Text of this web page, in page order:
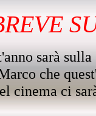
sarà
che
cinema ci